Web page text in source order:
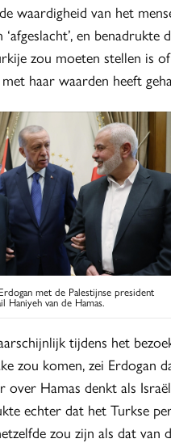
waardigheid van het
en benadrukte
zou moeten stellen is
haar waarden heeft
met de Palestijnse president
Haniyeh van de Hamas.
tijdens het
zou komen, zei Erdogan
over Hamas denkt als
echter dat het Turkse
zou zijn als dat van